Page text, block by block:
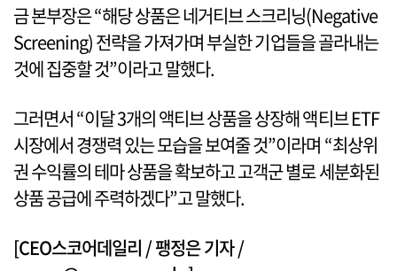
금 본부장은 “해당 상품은 네거티브 스크리닝(Negative
Screening) 전략을 가져가며 부실한 기업들을 골라내는
것에 집중할 것”이라고 말했다.
그러면서 “이달 3개의 액티브 상품을 상장해 액티브 ETF
시장에서 경쟁력 있는 모습을 보여줄 것”이라며 “최상위
권 수익률의 테마 상품을 확보하고 고객군 별로 세분화된
상품 공급에 주력하겠다”고 말했다.
[CEO스코어데일리 / 팽정은 기자 /